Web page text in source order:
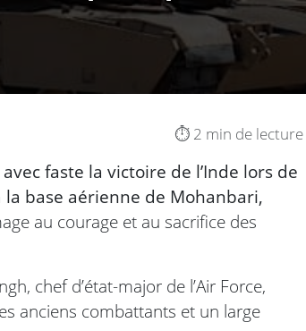
⏱️ 2 min de lecture
faste la victoire de l’Inde lors de
base aérienne de Mohanbari,
au courage et au sacrifice des
chef d’état-major de l’Air Force,
anciens combattants et un large